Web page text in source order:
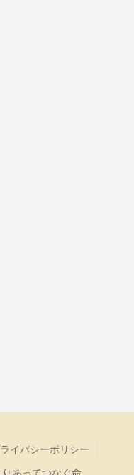
イバシーポリシー
あってつなぐ命.